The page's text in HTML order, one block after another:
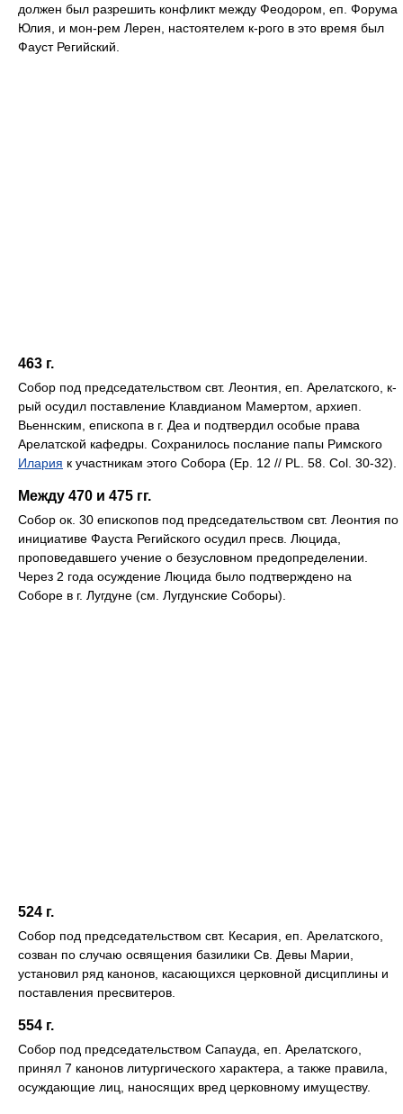
должен был разрешить конфликт между Феодором, еп. Форума
Юлия, и мон-рем Лерен, настоятелем к-рого в это время был
Фауст Регийский.
463 г.
Собор под председательством свт. Леонтия, еп. Арелатского, к-
рый осудил поставление Клавдианом Мамертом, архиеп.
Вьеннским, епископа в г. Деа и подтвердил особые права
Арелатской кафедры. Сохранилось послание папы Римского
Илария к участникам этого Собора (Ep. 12 // PL. 58. Col. 30-32).
Между 470 и 475 гг.
Собор ок. 30 епископов под председательством свт. Леонтия по
инициативе Фауста Регийского осудил пресв. Люцида,
проповедавшего учение о безусловном предопределении.
Через 2 года осуждение Люцида было подтверждено на
Соборе в г. Лугдуне (см. Лугдунские Соборы).
524 г.
Собор под председательством свт. Кесария, еп. Арелатского,
созван по случаю освящения базилики Св. Девы Марии,
установил ряд канонов, касающихся церковной дисциплины и
поставления пресвитеров.
554 г.
Собор под председательством Сапауда, еп. Арелатского,
принял 7 канонов литургического характера, а также правила,
осуждающие лиц, наносящих вред церковному имуществу.